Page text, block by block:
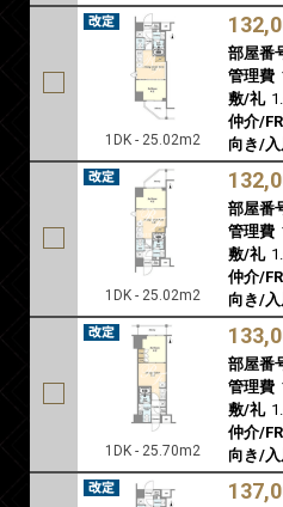
1DK - 25.02m2
部屋番
管理費
敷/礼
仲介/FR
向き/
1DK - 25.02m2
部屋番
管理費
敷/礼
仲介/FR
向き/
1DK - 25.70m2
部屋番
管理費
敷/礼
仲介/FR
向き/